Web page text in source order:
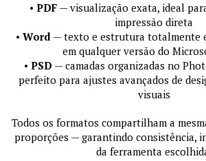
• PDF— visualização exata, ideal
impressão direta
• Word— texto e estrutura totalmente
em qualquer versão do
• PSD — camadas organizadas no
perfeito para ajustes avançados de
visuais
Todos os formatos compartilham a
proporções — garantindo consistência,
da ferramenta